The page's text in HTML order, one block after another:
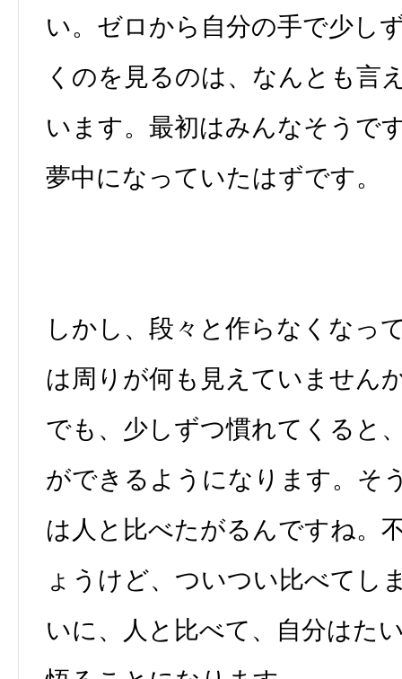
い。ゼロから自分の手で少し
くのを見るのは、なんとも言
います。最初はみんなそうで
夢中になっていたはずです。
しかし、段々と作らなくなっ
は周りが何も見えていません
でも、少しずつ慣れてくると
ができるようになります。そ
は人と比べたがるんですね。
ょうけど、ついつい比べてし
いに、人と比べて、自分はた